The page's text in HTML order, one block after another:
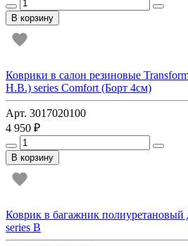
В корзину
Коврики в салон резиновые
Н.В.) series Comfort (Борт 4см)
Арт. 3017020100
4 950 ₽
В корзину
Коврик в багажник полиуретановый
series B